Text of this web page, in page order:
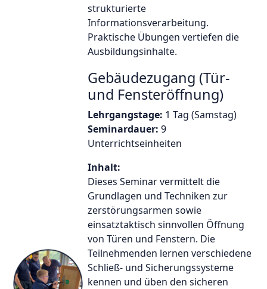
strukturierte
Informationsverarbeitung.
Praktische Übungen vertiefen die
Ausbildungsinhalte.
Gebäudezugang (Tür-
und Fensteröffnung)
Lehrgangstage: 1 Tag (Samstag)
Seminardauer: 9
Unterrichtseinheiten
Inhalt:
Dieses Seminar vermittelt die
Grundlagen und Techniken zur
zerstörungsarmen sowie
einsatztaktisch sinnvollen Öffnung
von Türen und Fenstern. Die
Teilnehmenden lernen verschiedene
Schließ- und Sicherungssysteme
kennen und üben den sicheren